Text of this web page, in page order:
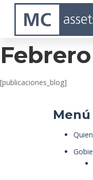
Lagos
[publicaciones_blog]
Menú